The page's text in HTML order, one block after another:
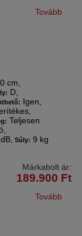
Tovább
cm,
D,
Igen,
Teljesen
Súly: 9 kg
Márkabolt ár:
189.900 Ft
Tovább